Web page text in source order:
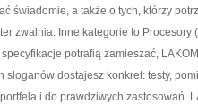
świadomie, a także o tych, którzy
zwalnia. Inne kategorie to Procesory
specyfikacje potrafią zamieszać,
sloganów dostajesz konkret: testy,
i do prawdziwych zastosowań.